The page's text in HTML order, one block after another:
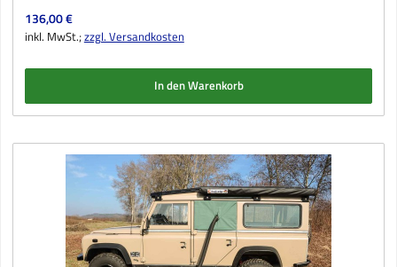
Regulärer Preis:
136,00 €
inkl. MwSt.;zzgl. Versandkosten
In den Warenkorb